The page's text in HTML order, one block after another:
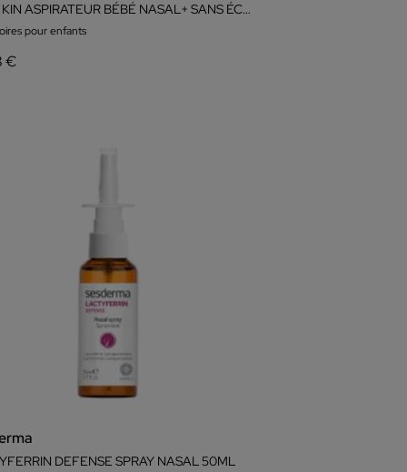
PACK KIN ASPIRATEUR BÉBÉ NASAL+ SANS ÉCRAN
pour enfants
€
DEFENSE SPRAY NASAL 50ML